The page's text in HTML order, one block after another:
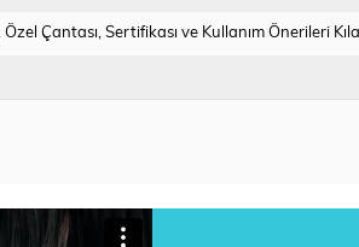
Özel Çantası Sertifikası ve Kullanım Önerileri